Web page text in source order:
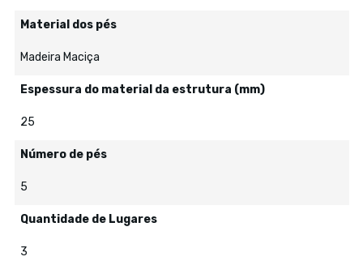
Material dos pés
Madeira Maciça
Espessura do material da estrutura (mm)
25
Número de pés
5
Quantidade de Lugares
3